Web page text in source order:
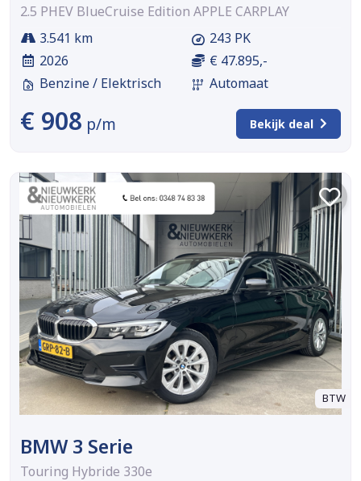
2.5 PHEV BlueCruise Edition APPLE CARPLAY
3.541 km
2026
Benzine / Elektrisch
243 PK
€ 47.895,-
Automaat
€ 908 p/m Bekijk deal
BTW
BMW 3 Serie
Touring Hybride 330e